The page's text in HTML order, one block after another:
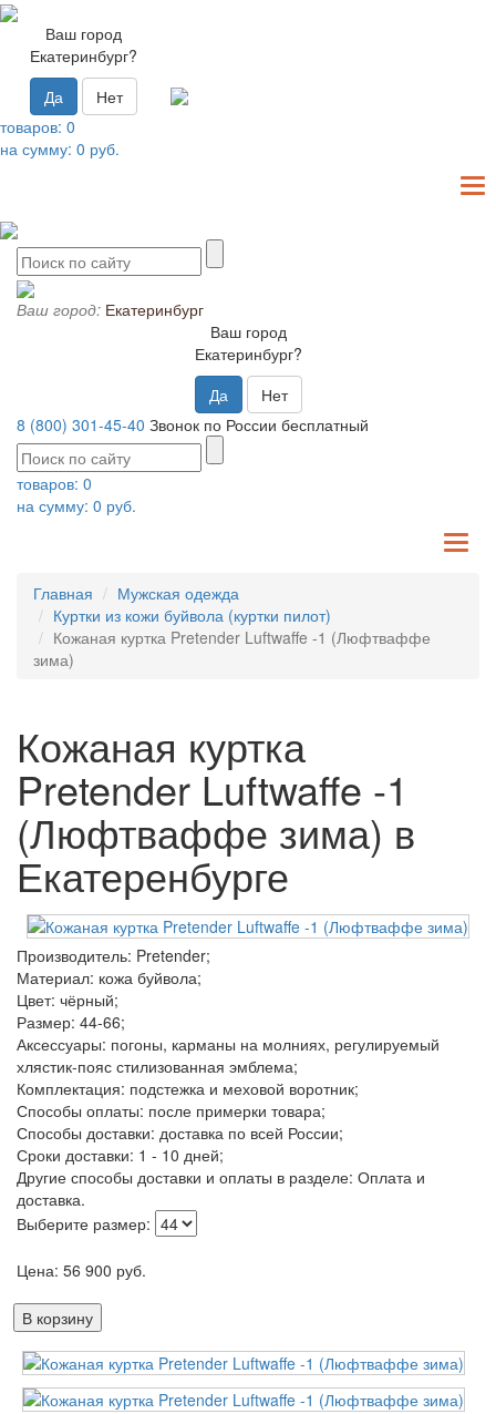
Ваш город
Екатеринбург?
Да
Нет
товаров: 0
на сумму: 0 руб.
Ваш город: Екатеринбург
Ваш город
Екатеринбург?
Да
Нет
8 (800) 301-45-40 Звонок по России бесплатный
товаров: 0
на сумму: 0 руб.
Главная
Мужская одежда
Куртки из кожи буйвола (куртки пилот)
Кожаная куртка Pretender Luftwaffe -1 (Люфтваффе
зима)
Кожаная куртка
Pretender Luftwaffe -1
(Люфтваффе зима) в
Екатеренбурге
Производитель: Pretender;
Материал: кожа буйвола;
Цвет: чёрный;
Размер: 44-66;
Аксессуары: погоны, карманы на молниях, регулируемый
хлястик-пояс стилизованная эмблема;
Комплектация: подстежка и меховой воротник;
Способы оплаты: после примерки товара;
Способы доставки: доставка по всей России;
Сроки доставки: 1 - 10 дней;
Другие способы доставки и оплаты в разделе: Оплата и
доставка.
Выберите размер:
Цена: 56 900 руб.
В корзину